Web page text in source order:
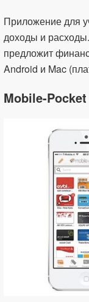
Приложение для
доходы и
предложит
Android и Mac
Mobile-Pocket